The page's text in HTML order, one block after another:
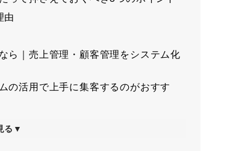
由
ら｜売上管理・顧客管理をシステム化
の活用で上手に集客するのがおすす
る▼